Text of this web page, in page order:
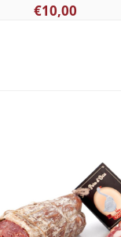
€10,00